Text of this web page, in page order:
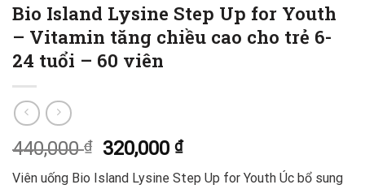
Bio Island Lysine Step Up for Youth
– Vitamin tăng chiều cao cho trẻ 6-
24 tuổi – 60 viên
440,000₫ 320,000₫
Viên uống Bio Island Lysine Step Up for Youth Úc bổ sung